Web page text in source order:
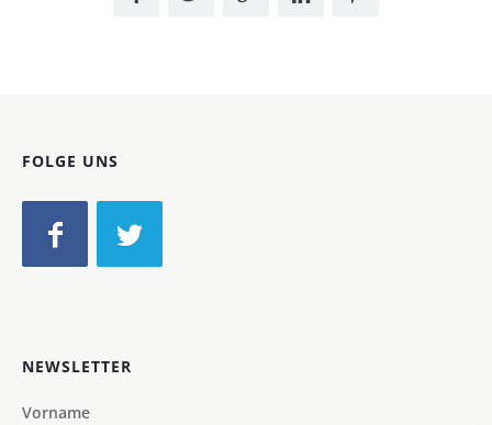
FOLGE UNS
NEWSLETTER
Vorname